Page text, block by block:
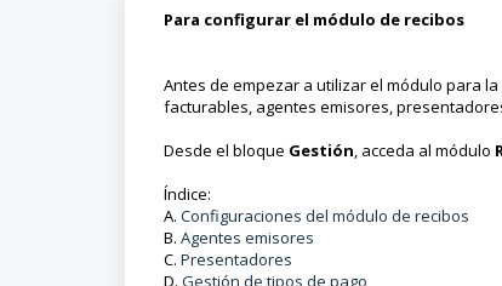
Para configurar el módulo de recibos
Antes de empezar a utilizar el módulo para
facturables, agentes emisores,
Desde el bloque Gestión, acceda al módulo
Índice:
A. Configuraciones del módulo de recibos
B. Agentes emisores
C. Presentadores
D. Gestión de tipos de pago